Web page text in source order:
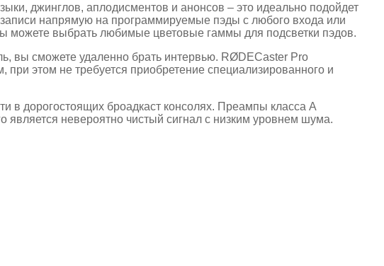
джинглов, аплодисментов и анонсов – это идеально подойдет
напрямую на программируемые пэды с любого входа или
можете выбрать любимые цветовые гаммы для подсветки пэдов.
вы сможете удаленно брать интервью. RØDECaster Pro
этом не требуется приобретение специализированного и
дорогостоящих броадкаст консолях. Преампы класса A
является невероятно чистый сигнал с низким уровнем шума.